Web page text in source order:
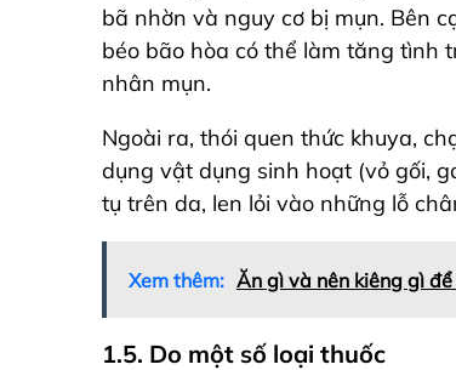
bã nhờn và nguy cơ bị mụn. Bên
béo bão hòa có thể làm tăng tình
nhân mụn.
Ngoài ra, thói quen thức khuya,
dụng vật dụng sinh hoạt (vỏ gối,
tụ trên da, len lỏi vào những lỗ
Xem thêm: Ăn gì và nên kiêng gì để
1.5. Do một số loại thuốc